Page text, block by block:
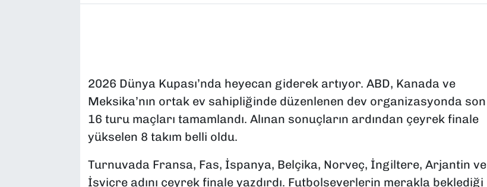
2026 Dünya Kupası’nda heyecan giderek artıyor. ABD, Kanada ve
Meksika’nın ortak ev sahipliğinde düzenlenen dev organizasyonda son
16 turu maçları tamamlandı. Alınan sonuçların ardından çeyrek finale
yükselen 8 takım belli oldu.
Turnuvada Fransa, Fas, İspanya, Belçika, Norveç, İngiltere, Arjantin ve
İsviçre adını çeyrek finale yazdırdı. Futbolseverlerin merakla beklediği